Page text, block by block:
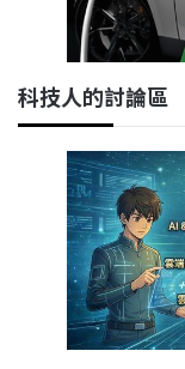
科技人的討論區